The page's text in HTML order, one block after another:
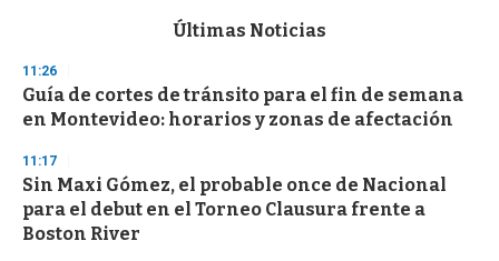
d
s
o
f
3
s
c
o
Últimas Noticias
11:26
Guía de cortes de tránsito para el fin de semana
en Montevideo: horarios y zonas de afectación
11:17
Sin Maxi Gómez, el probable once de Nacional
para el debut en el Torneo Clausura frente a
Boston River